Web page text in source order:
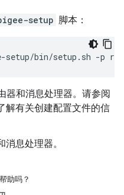
setup 脚本：
setup/bin/setup.sh -p
器和消息处理器。请参阅
解有关创建配置文件的信
息处理器。
助吗？